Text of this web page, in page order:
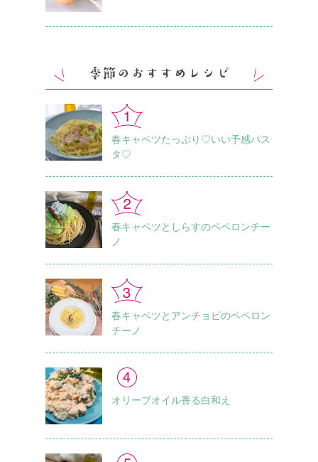
春キャベツたっぷり♡いい予感パス
タ♡
春キャベツとしらすのペペロンチー
ノ
春キャベツとアンチョビのペペロン
チーノ
オリーブオイル香る白和え